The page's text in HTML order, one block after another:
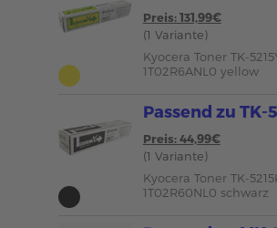
Preis: 131,99€
(1 Variante)
Kyocera Toner TK-
1T02R6ANL0 yellow
Passend zu TK-
Preis: 44,99€
(1 Variante)
Kyocera Toner TK-
1T02R60NL0 schwarz